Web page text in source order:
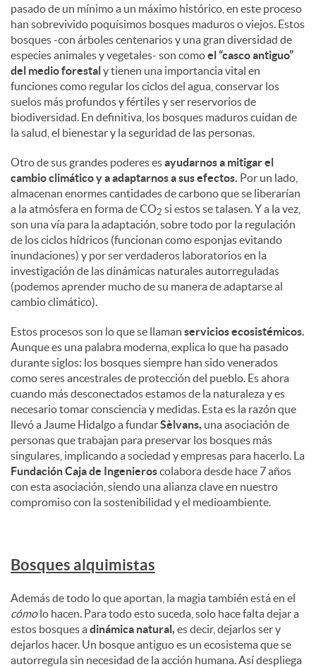
t
e
n
i
d
o
s
pasado de un mínimo a un máximo histórico, en este proceso
han sobrevivido poquísimos bosques maduros o viejos. Estos
bosques -con árboles centenarios y una gran diversidad de
especies animales y vegetales- son comoel “casco antiguo”
del medio forestaly tienen una importancia vital en
funciones como regular los ciclos del agua, conservar los
suelos más profundos y fértiles y ser reservorios de
biodiversidad. En definitiva, los bosques maduros cuidan de
la salud, el bienestar y la seguridad de las personas.
Otro de sus grandes poderes esayudarnos a mitigar el
cambio climático y a adaptarnos a sus efectos. Por un lado,
almacenan enormes cantidades de carbono que se liberarían
a la atmósfera en forma de CO2 si estos se talasen. Y a la vez,
son una vía para la adaptación, sobre todo por la regulación
de los ciclos hídricos (funcionan como esponjas evitando
inundaciones) y por ser verdaderos laboratorios en la
investigación de las dinámicas naturales autorreguladas
(podemos aprender mucho de su manera de adaptarse al
cambio climático).
Estos procesos son lo que se llaman servicios ecosistémicos.
Aunque es una palabra moderna, explica lo que ha pasado
durante siglos: los bosques siempre han sido venerados
como seres ancestrales de protección del pueblo. Es ahora
cuando más desconectados estamos de la naturaleza y es
necesario tomar consciencia y medidas. Esta es la razón que
llevó a Jaume Hidalgo a fundarSèlvans, una asociación de
personas que trabajan para preservar los bosques más
singulares, implicando a sociedad y empresas para hacerlo. La
Fundación Caja de Ingenieroscolabora desde hace 7 años
con esta asociación, siendo una alianza clave en nuestro
compromiso con la sostenibilidad y el medioambiente.
Bosques alquimistas
Además de todo lo que aportan, la magia también está en el
cómolo hacen. Para todo esto suceda, solo hace falta dejar a
estos bosques adinámica natural, es decir, dejarlos ser y
dejarlos hacer. Un bosque antiguo es un ecosistema que se
autorregula sin necesidad de la acción humana. Así despliega